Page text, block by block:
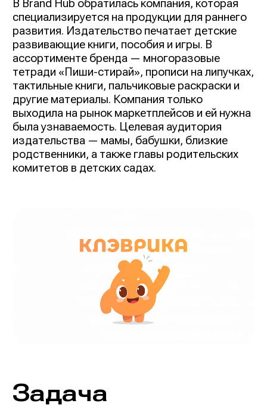
В Brand Hub обратилась компания, которая
специализируется на продукции для раннего
развития. Издательство печатает детские
развивающие книги, пособия и игры. В
ассортименте бренда — многоразовые
тетради «Пиши-стирай», прописи на липучках,
тактильные книги, пальчиковые раскраски и
другие материалы. Компания только
выходила на рынок маркетплейсов и ей нужна
была узнаваемость. Целевая аудитория
издательства — мамы, бабушки, близкие
родственники, а также главы родительских
комитетов в детских садах.
Задача